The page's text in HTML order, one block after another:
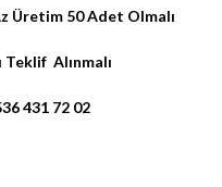
Üretim 50 Adet Olmalı
Teklif Alınmalı
431 72 02